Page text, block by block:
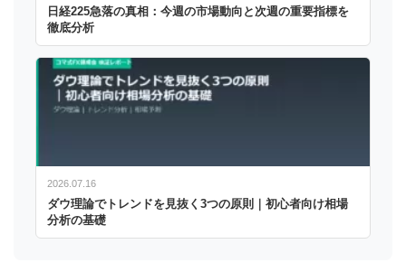
日経225急落の真相：今週の市場動向と次週の重要指標を
徹底分析
2026.07.16
ダウ理論でトレンドを見抜く3つの原則｜初心者向け相場
分析の基礎